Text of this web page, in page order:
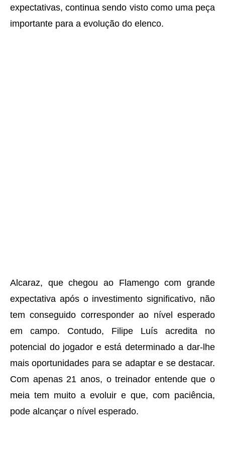
expectativas, continua sendo visto como uma peça
importante para a evolução do elenco.
Alcaraz, que chegou ao Flamengo com grande
expectativa após o investimento significativo, não
tem conseguido corresponder ao nível esperado
em campo. Contudo, Filipe Luís acredita no
potencial do jogador e está determinado a dar-lhe
mais oportunidades para se adaptar e se destacar.
Com apenas 21 anos, o treinador entende que o
meia tem muito a evoluir e que, com paciência,
pode alcançar o nível esperado.